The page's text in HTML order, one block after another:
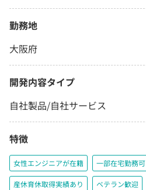
勤務地
大阪府
開発内容タイプ
自社製品/自社サービス
特徴
女性エンジニアが在籍 一部在宅勤務可
産休育休取得実績あり ベテラン歓迎